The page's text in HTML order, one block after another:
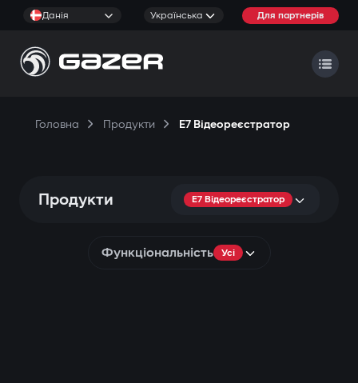
Данія Українська Для партнерів
Головна Продукти E7 Відеореєстратор
Продукти E7 Відеореєстратор
Функціональність Усі